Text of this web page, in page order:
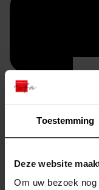
Toestemming
Deze website
Om uw bezoek
duurzaam